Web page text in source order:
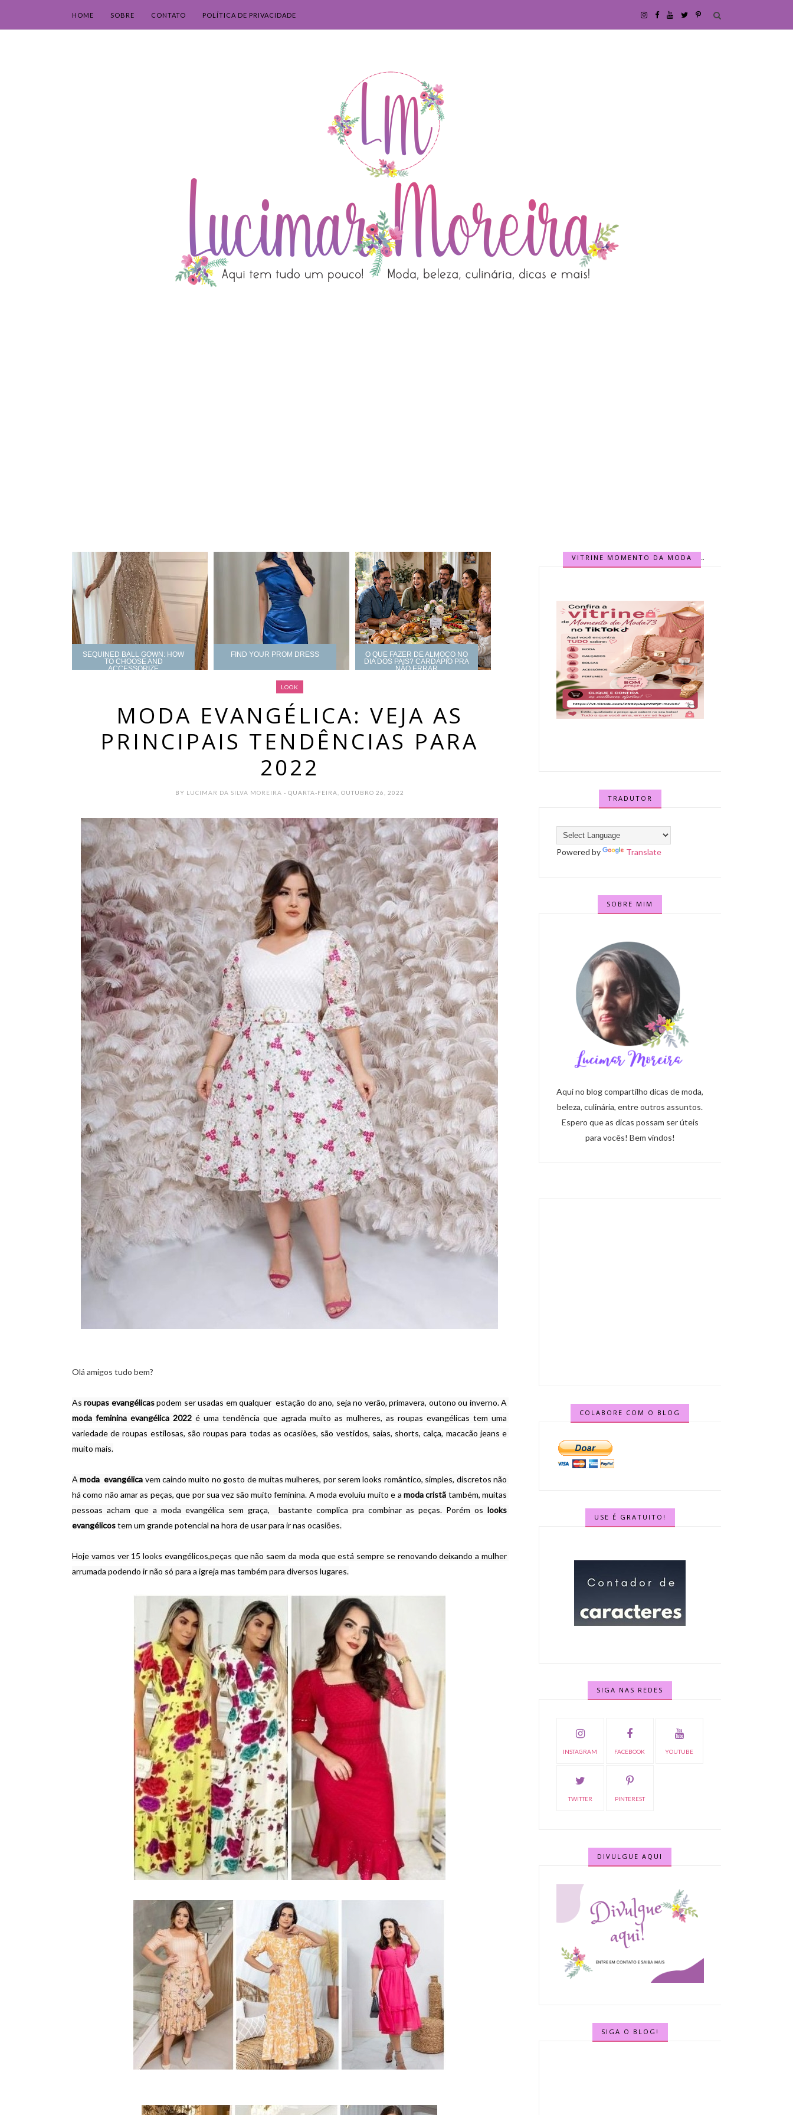
HOME SOBRE CONTATO POLÍTICA DE PRIVACIDADE
SEQUINED BALL GOWN: HOW
TO CHOOSE AND
ACCESSORIZE
FIND YOUR PROM DRESS
O QUE FAZER DE ALMOÇO NO
DIA DOS PAIS? CARDÁPIO PRA
NÃO ERRAR
LOOK
MODA EVANGÉLICA: VEJA AS
PRINCIPAIS TENDÊNCIAS PARA
2022
BY LUCIMAR DA SILVA MOREIRA - QUARTA-FEIRA, OUTUBRO 26, 2022
Olá amigos tudo bem?
As roupas evangélicas
moda feminina evangélica 2022 é uma tendência que agrada muito as mulheres, as roupas evangélicas tem uma
variedade de roupas estilosas, são roupas para todas as ocasiões, são vestidos, saias, shorts, calça, macacão jeans e
muito mais.
A moda  evangélica vem caindo muito no gosto de muitas mulheres, por serem looks romântico, simples, discretos não
há como não amar as peças, que por sua vez são muito feminina. A moda evoluiu muito e a moda cristã também, muitas
pessoas acham que a moda evangélica sem graça,  bastante complica pra combinar as peças. Porém os looks
evangélicos tem um grande potencial na hora de usar para ir nas ocasiões.
Hoje vamos ver 15 looks evangélicos,peças que não saem da moda que está sempre se renovando deixando a mulher
arrumada podendo ir não só para a igreja mas também para diversos lugares.
VITRINE MOMENTO DA MODA
TRADUTOR
Powered by Translate
SOBRE MIM
Aqui no blog compartilho dicas de moda,
beleza, culinária, entre outros assuntos.
Espero que as dicas possam ser úteis
para vocês! Bem vindos!
COLABORE COM O BLOG
USE É GRATUITO!
SIGA NAS REDES
INSTAGRAM FACEBOOK YOUTUBE
TWITTER PINTEREST
DIVULGUE AQUI
SIGA O BLOG!